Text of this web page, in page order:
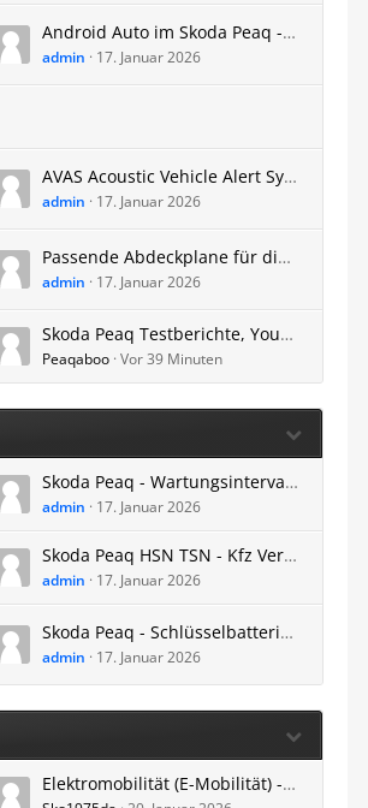
Android Auto im Skoda Peaq - Erfahrungen, Probleme und Updates
admin 17. Januar 2026
AVAS Acoustic Vehicle Alert System Peaq - Fußgänger Warn Geräusch niedrige Geschwindigkeit Fußgängerschutz
admin 17. Januar 2026
Passende Abdeckplane für die Skoda Peaq Frontscheibe | Autoabdeckung für Frost/Schnee
admin 17. Januar 2026
Skoda Peaq Testberichte, YouTube Review Videos, Vorstellung, Links
Peaqaboo Vor 39 Minuten
Skoda Peaq - Wartungsintervall - Inspektionsintervall - Wartungsplan PDF
admin 17. Januar 2026
Skoda Peaq HSN TSN - Kfz Versicherung - Herstellerschlüsselnummer + Typschlüsselnummer - Versicherungseinstufung
admin 17. Januar 2026
Skoda Peaq - Schlüsselbatterie wechseln - Autoschlüssel Batterie leer
admin 17. Januar 2026
Elektromobilität (E-Mobilität) - Škoda knackt die Million – und wird Nummer drei in Europa